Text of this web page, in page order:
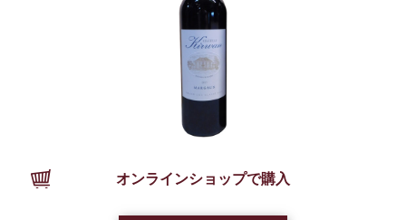
オンラインショップで購入